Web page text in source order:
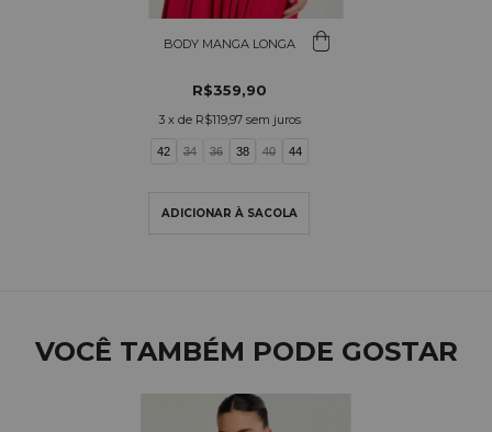
BODY MANGA LONGA
R$359,90
3 x de R$119,97 sem juros
42 34 36 38 40 44
VOCÊ TAMBÉM PODE GOSTAR